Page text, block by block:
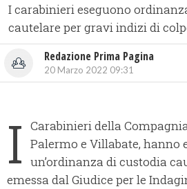
I carabinieri eseguono
cautelare per gravi indizi di
Redazione Prima Pagina
20 Marzo 2022 09:31
I Carabinieri della
Palermo e Villabate, hanno
un’ordinanza di custodia
emessa dal Giudice per le